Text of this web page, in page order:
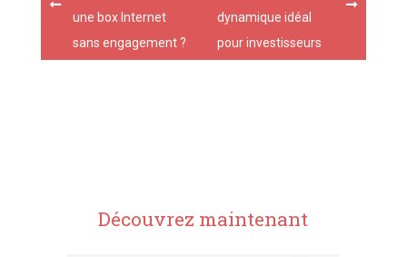
une box Internet
sans engagement ?
dynamique idéal
pour investisseurs
Découvrez maintenant